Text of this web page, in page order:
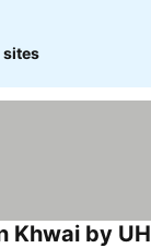
sites
Khwai by